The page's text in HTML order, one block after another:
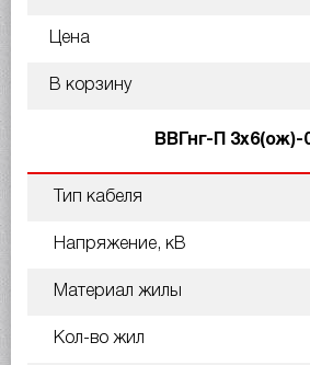
Цена
В корзину
ВВГнг-П 3х6(ож)-
Тип кабеля
Напряжение, кВ
Материал жилы
Кол-во жил